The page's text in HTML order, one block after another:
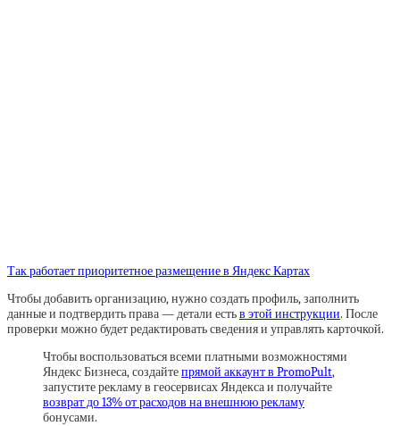
Так работает приоритетное размещение в Яндекс Картах
Чтобы добавить организацию, нужно создать профиль, заполнить
данные и подтвердить права — детали естьв этой инструкции. После
проверки можно будет редактировать сведения и управлять карточкой.
Чтобы воспользоваться всеми платными возможностями
Яндекс Бизнеса, создайтепрямой аккаунт в PromoPult,
запустите рекламу в геосервисах Яндекса и получайте
возврат до 13% от расходов на внешнюю рекламу
бонусами.